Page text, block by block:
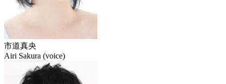
市道真央
Airi Sakura (voice)